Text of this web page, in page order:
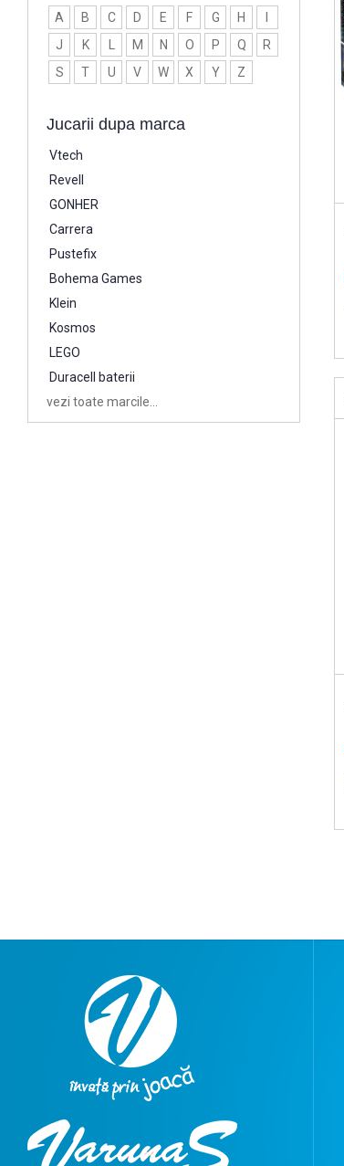
A B C D E F G H
J
K M N O P Q
R
S
T U V W X Y Z
Jucarii dupa marca
Vtech
Revell
GONHER
Carrera
Pustefix
Bohema Games
Klein
Kosmos
LEGO
Duracell baterii
vezi toate marcile...